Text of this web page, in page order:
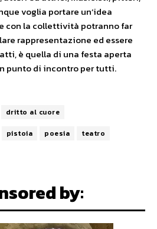
voglia portare un’idea
con la collettività potranno far
rappresentazione ed essere
è quella di una festa aperta
punto di incontro per tutti.
dritto al cuore
pistoia poesia teatro
by: